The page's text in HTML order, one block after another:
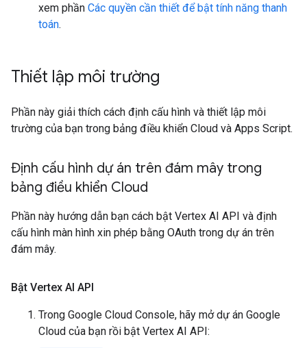
xem phần Các quyền cần thiết để bật tính năng thanh
toán.
Thiết lập môi trường
Phần này giải thích cách định cấu hình và thiết lập môi
trường của bạn trong bảng điều khiển Cloud và Apps Script.
Định cấu hình dự án trên đám mây trong
bảng điều khiển Cloud
Phần này hướng dẫn bạn cách bật Vertex AI API và định
cấu hình màn hình xin phép bằng OAuth trong dự án trên
đám mây.
Bật Vertex AI API
Trong Google Cloud Console, hãy mở dự án Google
Cloud của bạn rồi bật Vertex AI API: